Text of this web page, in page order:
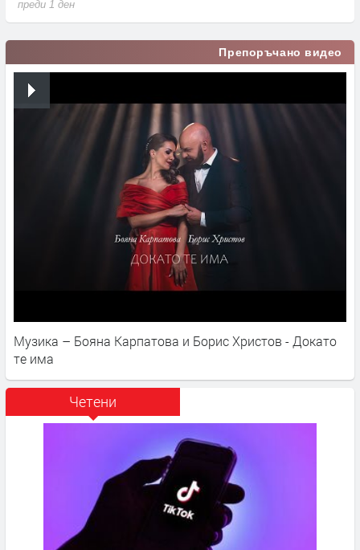
преди 1 ден
Препоръчано видео
Музика – Бояна Карпатова и Борис Христов - Докато
те има
Четени